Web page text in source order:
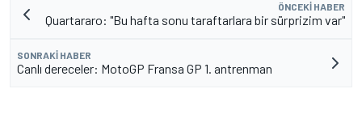
ÖNCEKI HABER
Quartararo: "Bu hafta sonu taraftarlara bir sürprizim var"
SONRAKI HABER
Canlı dereceler: MotoGP Fransa GP 1. antrenman